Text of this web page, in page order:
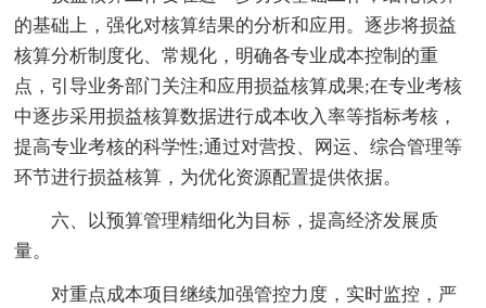
的基础上，强化对核算结果的分析和应用。逐步将损益
核算分析制度化、常规化，明确各专业成本控制的重
点，引导业务部门关注和应用损益核算成果;在专业考核
中逐步采用损益核算数据进行成本收入率等指标考核，
提高专业考核的科学性;通过对营投、网运、综合管理等
环节进行损益核算，为优化资源配置提供依据。
六、以预算管理精细化为目标，提高经济发展质
量。
对重点成本项目继续加强管控力度，实时监控，严